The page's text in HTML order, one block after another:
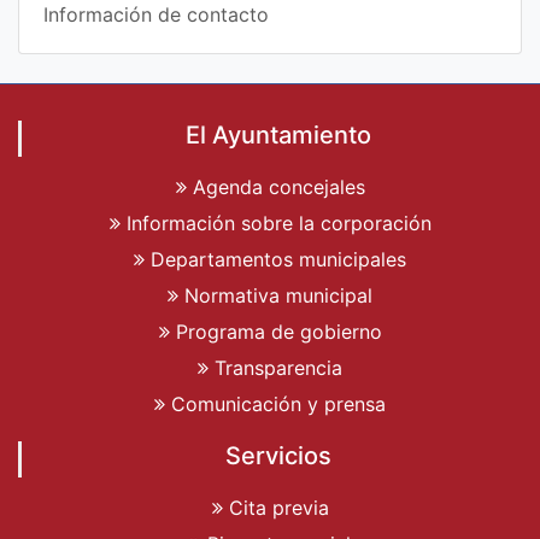
Información de contacto
El Ayuntamiento
Agenda concejales
Información sobre la corporación
Departamentos municipales
Normativa municipal
Programa de gobierno
Transparencia
Comunicación y prensa
Servicios
Cita previa